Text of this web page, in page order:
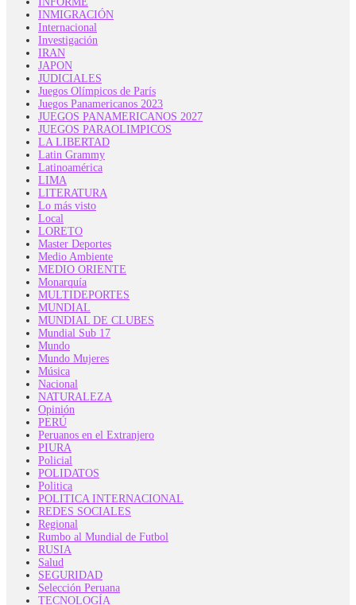
INMIGRACIÓN
Internacional
Investigación
IRAN
JAPON
JUDICIALES
Juegos Olímpicos de París
Juegos Panamericanos 2023
JUEGOS PANAMERICANOS 2027
JUEGOS PARAOLIMPICOS
LA LIBERTAD
Latin Grammy
Latinoamérica
LIMA
LITERATURA
Lo más visto
Local
LORETO
Master Deportes
Medio Ambiente
MEDIO ORIENTE
Monarquía
MULTIDEPORTES
MUNDIAL
MUNDIAL DE CLUBES
Mundial Sub 17
Mundo
Mundo Mujeres
Música
Nacional
NATURALEZA
Opinión
PERÚ
Peruanos en el Extranjero
PIURA
Policial
POLIDATOS
Politica
POLITICA INTERNACIONAL
REDES SOCIALES
Regional
Rumbo al Mundial de Futbol
RUSIA
Salud
SEGURIDAD
Selección Peruana
TECNOLOGÍA